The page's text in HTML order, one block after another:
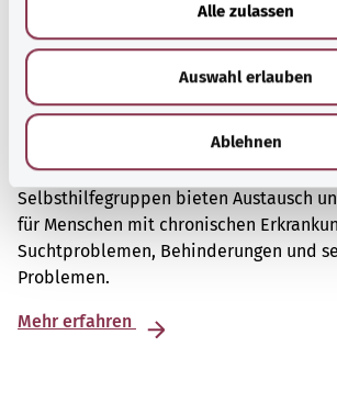
Alle zulassen
Auswahl erlauben
Ablehnen
Selbsthilfe
Selbsthilfegruppen bieten Austausch
für Menschen mit chronischen
Suchtproblemen, Behinderungen und
Problemen.
Mehr erfahren